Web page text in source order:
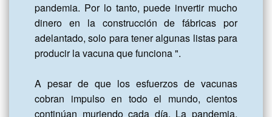
pandemia. Por lo tanto, puede invertir mucho
dinero en la construcción de fábricas por
adelantado, solo para tener algunas listas para
producir la vacuna que funciona ".
A pesar de que los esfuerzos de vacunas
cobran impulso en todo el mundo, cientos
continúan muriendo cada día. La pandemia,